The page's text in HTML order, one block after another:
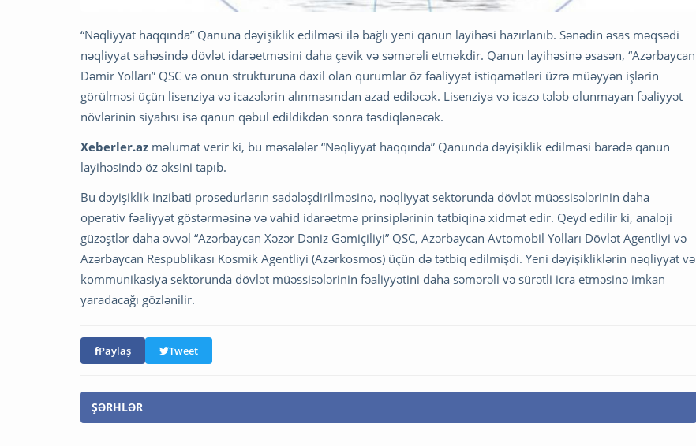
“Nəqliyyat haqqında” Qanuna dəyişiklik edilməsi ilə bağlı yeni qanun layihəsi hazırlanıb. Sənədin əsas məqsədi
nəqliyyat sahəsində dövlət idarəetməsini daha çevik və səmərəli etməkdir. Qanun layihəsinə əsasən, “Azərbaycan
Dəmir Yolları” QSC və onun strukturuna daxil olan qurumlar öz fəaliyyət istiqamətləri üzrə müəyyən işlərin
görülməsi üçün lisenziya və icazələrin alınmasından azad ediləcək. Lisenziya və icazə tələb olunmayan fəaliyyət
növlərinin siyahısı isə qanun qəbul edildikdən sonra təsdiqlənəcək.
Xeberler.az məlumat verir ki, bu məsələlər “Nəqliyyat haqqında” Qanunda dəyişiklik edilməsi barədə qanun
layihəsində öz əksini tapıb.
Bu dəyişiklik inzibati prosedurların sadələşdirilməsinə, nəqliyyat sektorunda dövlət müəssisələrinin daha
operativ fəaliyyət göstərməsinə və vahid idarəetmə prinsiplərinin tətbiqinə xidmət edir. Qeyd edilir ki, analoji
güzəştlər daha əvvəl “Azərbaycan Xəzər Dəniz Gəmiçiliyi” QSC, Azərbaycan Avtomobil Yolları Dövlət Agentliyi və
Azərbaycan Respublikası Kosmik Agentliyi (Azərkosmos) üçün də tətbiq edilmişdi. Yeni dəyişikliklərin nəqliyyat və
kommunikasiya sektorunda dövlət müəssisələrinin fəaliyyətini daha səmərəli və sürətli icra etməsinə imkan
yaradacağı gözlənilir.
Paylaş Tweet
ŞƏRHLƏR